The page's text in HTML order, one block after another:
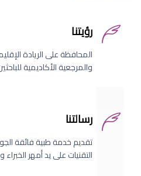
رؤيتنا
المحافظة على الريادة
والمرجعية الأكاديمية
رسالتنا
تقديم خدمة طبية فائقة
التقنيات على يد أمهر